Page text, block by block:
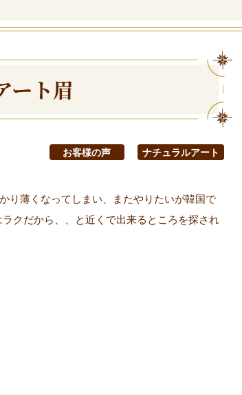
ート眉
お客様の声 ナチュラルアート
り薄くなってしまい、またやりたいが韓国で
クだから、、と近くで出来るところを探され